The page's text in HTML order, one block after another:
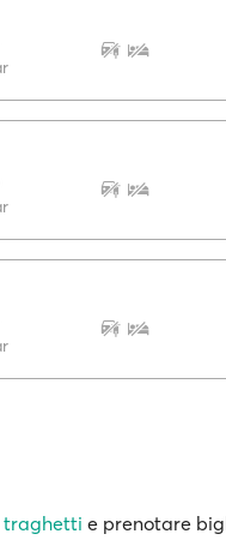
traghetti e prenotare